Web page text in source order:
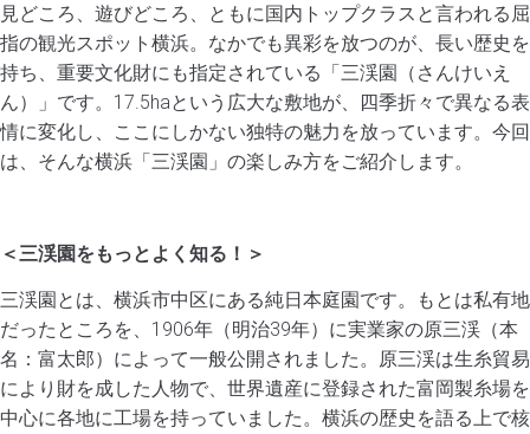
見どころ、遊びどころ、ともに国内トップクラスと言われる屈
指の観光スポット横浜。なかでも異彩を放つのが、長い歴史を
持ち、重要文化財にも指定されている「三渓園（さんけいえ
ん）」です。17.5haという広大な敷地が、四季折々で異なる表
情に変化し、ここにしかない独特の魅力を放っています。今回
は、そんな横浜「三渓園」の楽しみ方をご紹介します。
＜三渓園をもっとよく知る！＞
三渓園とは、横浜市中区にある純日本庭園です。もとは私有地
だったところを、1906年（明治39年）に実業家の原三渓（本
名：富太郎）によって一般公開されました。原三渓は生糸貿易
により財を成した人物で、世界遺産に登録された富岡製糸場を
中心に各地に工場を持っていました。横浜の歴史を語る上で核